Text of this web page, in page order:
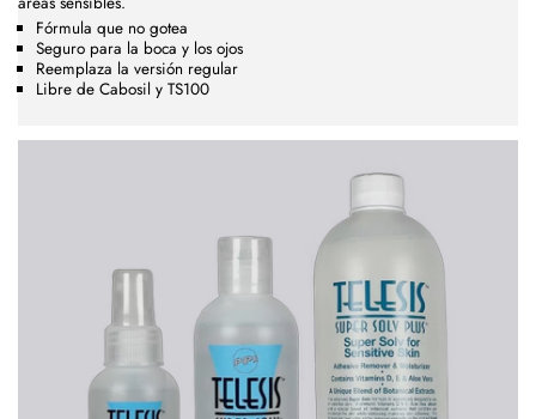
Fórmula que no gotea
Seguro para la boca y los ojos
Reemplaza la versión regular
Libre de Cabosil y TS100